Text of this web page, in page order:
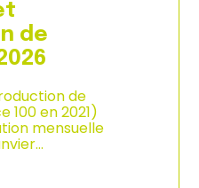
de
de
100 en 2021)
mensuelle